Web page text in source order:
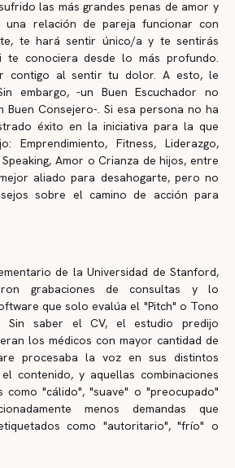
las más grandes penas de amor y
relación de pareja funcionar con
te hará sentir único/a y te sentirás
te conociera desde lo más profundo.
contigo al sentir tu dolor. A esto, le
embargo, -un Buen Escuchador no
Buen Consejero-. Si esa persona no ha
éxito en la iniciativa para la que
Emprendimiento, Fitness, Liderazgo,
Amor o Crianza de hijos, entre
aliado para desahogarte, pero no
sobre el camino de acción para
de la Universidad de Stanford,
grabaciones de consultas y lo
que solo evalúa el "Pitch" o Tono
Sin saber el CV, el estudio predijo
los médicos con mayor cantidad de
procesaba la voz en sus distintos
contenido, y aquellas combinaciones
como "cálido", "suave" o "preocupado"
menos demandas que
como "autoritario", "frío" o